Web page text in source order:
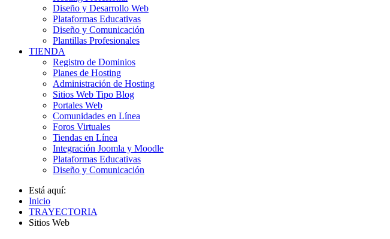
Diseño y Desarrollo Web
Plataformas Educativas
Diseño y Comunicación
Plantillas Profesionales
TIENDA
Registro de Dominios
Planes de Hosting
Administración de Hosting
Sitios Web Tipo Blog
Portales Web
Comunidades en Línea
Foros Virtuales
Tiendas en Línea
Integración Joomla y Moodle
Plataformas Educativas
Diseño y Comunicación
Está aquí:
Inicio
TRAYECTORIA
Sitios Web